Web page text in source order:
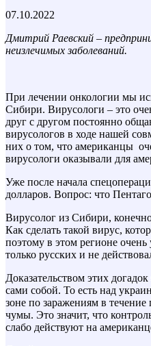
07.10.2022
Дмитрий Раевский –
неизлечимых заболеваний.
При лечении онкологии мы
Сибири. Вирусологи – это
друг с другом постоянно
вирусологов в ходе нашей
них о том, что американцы
вирусологи оказывали для
Уже после начала
долларов. Вопрос: что
Вирусолог из Сибири,
Как сделать такой вирус,
поэтому в этом регионе
только русских и не
Доказательством этих
сами собой. То есть над
зоне по заражениям в
чумы. Это значит, что
слабо действуют на